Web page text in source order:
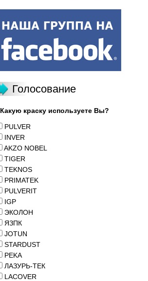
Голосование
Какую краску используете Вы?
PULVER
INVER
AKZO NOBEL
TIGER
TEKNOS
PRIMATEK
PULVERIT
IGP
ЭКОЛОН
ЯЗПК
JOTUN
STARDUST
PEKA
ЛАЗУРЬ-ТЕК
LACOVER